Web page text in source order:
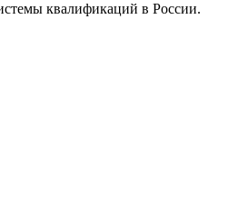
квалификаций в России.